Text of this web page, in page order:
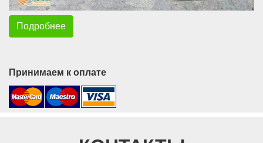
Подробнее
Принимаем к оплате